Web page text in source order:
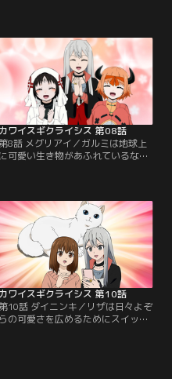
り無事よぞらをお風呂に入れるこ
に成功する。リザはお礼に華澄を
カピバラの温泉が見られる動物園に
連れていくことに。そこでリザはカ
ワイイの宇宙を体験することにな
る。【提供：バンダイチャンネル】
カワイスギクライシス 第08話
第8話 メグリアイ／ガルミは地球上
に可愛い生き物があふれているな
々な飼い主の話を聞くことにした
ルミ。次第に自身も運命的な出会
をしたいと思うようになり、アニ
ルカフェのメルヘルムに単身赴く
とに。そこでメルヘンな可愛い動
と出会うことになる。【提供：バ
ダイチャンネル】
カワイスギクライシス 第10話
第10話 ダイニンキ／リザは日々よぞ
らの可愛さを広めるためにスイッタ